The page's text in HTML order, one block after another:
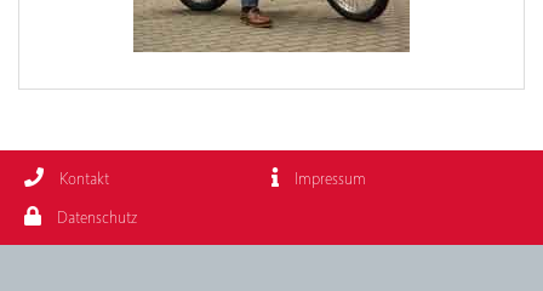
Kontakt
Impressum
Datenschutz